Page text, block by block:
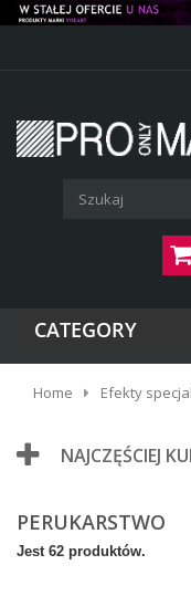
CATEGORY
Home Efekty
NAJCZĘŚCIEJ
PERUKARSTWO
Jest 62 produktów.